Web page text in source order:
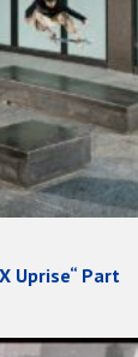
Uprise“ Part